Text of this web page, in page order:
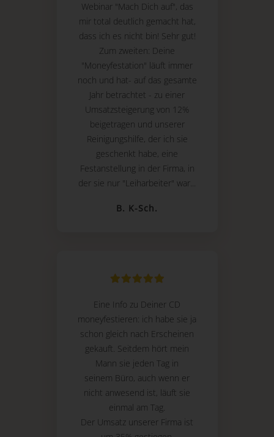
Webinar "Mach Dich auf", das
mir total deutlich gemacht hat,
dass ich es nicht bin! Sehr gut!
Zum zweiten: Deine
"Moneyfestation" läuft immer
noch und hat- auf das gesamte
Jahr betrachtet - zu einer
Umsatzsteigerung von 12%
beigetragen und unserer
Reinigungshilfe, der ich sie
geschenkt habe, eine
Festanstellung in der Firma, in
der sie nur "Leiharbeiter" war...
B. K-Sch.
Eine Info zu Deiner CD
moneyfestieren: ich habe sie ja
schon gleich nach Erscheinen
gekauft. Seitdem hört mein
Mann sie jeden Tag in
seinem Büro, auch wenn er
nicht anwesend ist, läuft sie
einmal am Tag.
Der Umsatz unserer Firma ist